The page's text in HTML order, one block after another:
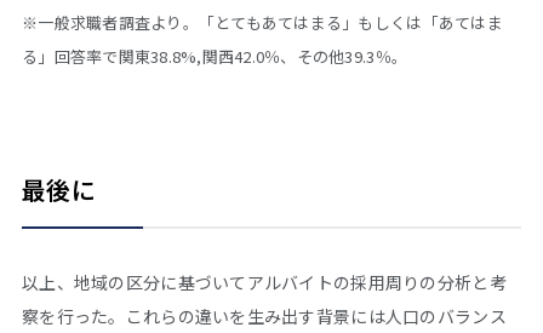
※一般求職者調査より。「とてもあてはまる」もしくは「あてはま
る」回答率で関東38.8%,関西42.0％、その他39.3％。
最後に
以上、地域の区分に基づいてアルバイトの採用周りの分析と考
察を行った。これらの違いを生み出す背景には人口のバランス